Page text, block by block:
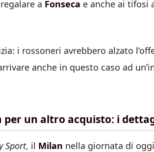
a Fonseca e anche ai tifosi
i rossoneri avrebbero alzato
anche in questo caso ad
per un altro acquisto: i
Sport, il Milan nella giornata di